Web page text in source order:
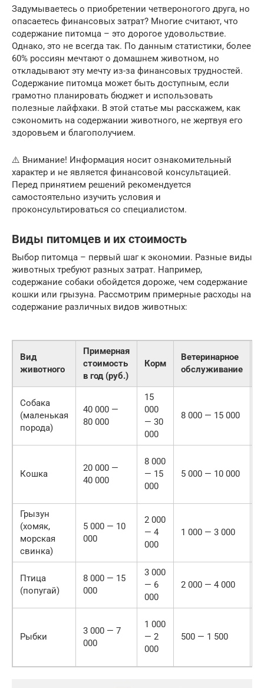
Задумываетесь о приобретении четвероногого друга, но
опасаетесь финансовых затрат? Многие считают, что
содержание питомца – это дорогое удовольствие.
Однако, это не всегда так. По данным статистики, более
60% россиян мечтают о домашнем животном, но
откладывают эту мечту из-за финансовых трудностей.
Содержание питомца может быть доступным, если
грамотно планировать бюджет и использовать
полезные лайфхаки. В этой статье мы расскажем, как
сэкономить на содержании животного, не жертвуя его
здоровьем и благополучием.
⚠️ Внимание! Информация носит ознакомительный
характер и не является финансовой консультацией.
Перед принятием решений рекомендуется
самостоятельно изучить условия и
проконсультироваться со специалистом.
Виды питомцев и их стоимость
Выбор питомца – первый шаг к экономии. Разные виды
животных требуют разных затрат. Например,
содержание собаки обойдется дороже, чем содержание
кошки или грызуна. Рассмотрим примерные расходы на
содержание различных видов животных:
Вид
животного
Примерная
стоимость
в год (руб.)
Корм
Ветеринарное
обслуживание
Собака
(маленькая
порода)
40 000 —
80 000
15
000
— 30
000
8 000 — 15 000
Кошка
20 000 —
40 000
8 000
— 15
000
5 000 — 10 000
Грызун
(хомяк,
морская
свинка)
5 000 — 10
000
2 000
— 4
000
1 000 — 3 000
Птица
(попугай)
8 000 — 15
000
3 000
— 6
000
2 000 — 4 000
Рыбки
3 000 — 7
000
1 000
— 2
000
500 — 1 500